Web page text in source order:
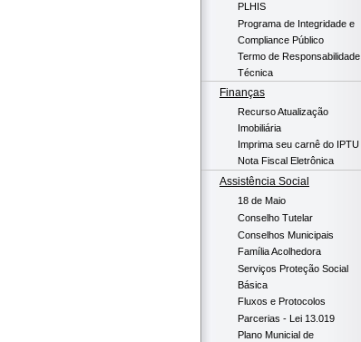
PLHIS
Programa de Integridade e
Compliance Público
Termo de Responsabilidade
Técnica
Finanças
Recurso Atualização
Imobiliária
Imprima seu carnê do IPTU
Nota Fiscal Eletrônica
Assistência Social
18 de Maio
Conselho Tutelar
Conselhos Municipais
Família Acolhedora
Serviços Proteção Social
Básica
Fluxos e Protocolos
Parcerias - Lei 13.019
Plano Municial de